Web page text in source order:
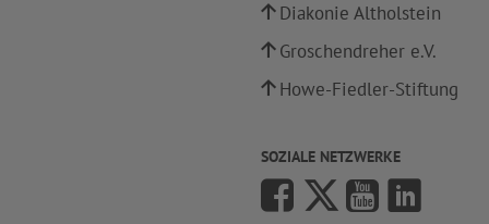
Diakonie Altholstein
Groschendreher e.V.
Howe-Fiedler-Stiftung
SOZIALE NETZWERKE